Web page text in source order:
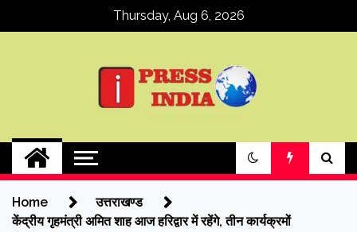
Thursday, Aug 6, 2026
ipressindia
Home
उत्तराखण्ड
केंद्रीय गृहमंत्री अमित शाह आज हरिद्वार में रहेंगे, तीन कार्यक्रमों